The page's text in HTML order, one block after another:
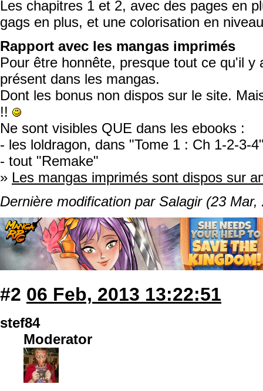
Les chapitres 1 et 2, avec des pages en
gags en plus, et une colorisation en
Rapport avec les mangas imprimés
Pour être honnête, presque tout ce qu'il y
présent dans les mangas.
Dont les bonus non dispos sur le site.
!!
Ne sont visibles QUE dans les ebooks :
- les loldragon, dans "Tome 1 : Ch 1-2-3-
- tout "Remake"
» Les mangas imprimés sont dispos sur
Dernière modification par Salagir (23
#2 06 Feb, 2013 13:22:51
stef84
Moderator